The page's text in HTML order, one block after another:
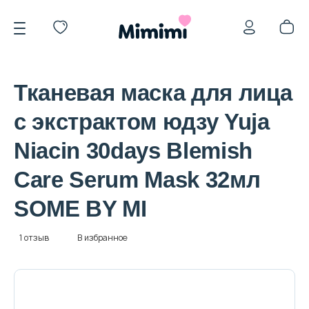
*OVERSTOCK -30%
Уход за лицом
Тканевая маска для лица
с экстрактом юдзу Yuja
Niacin 30days Blemish
Care Serum Mask 32мл
SOME BY MI
1 отзыв В избранное